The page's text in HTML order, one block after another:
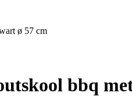
ø 57 cm
bbq